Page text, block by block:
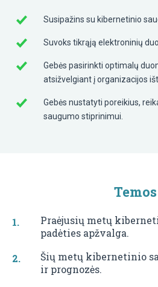
Susipažins su kibernetinio
Suvoks tikrąją elektroninių
Gebės pasirinkti optimalų
atsižvelgiant į organizacijos
Gebės nustatyti poreikius,
saugumo stiprinimui.
Temos
Praėjusių metų
padėties apžvalga.
Šių metų kibernetinio
ir prognozės.